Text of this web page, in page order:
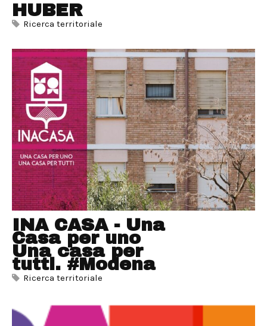
HUBER
Ricerca territoriale
INA CASA - Una
Casa per uno
Una casa per
tutti. #Modena
Ricerca territoriale